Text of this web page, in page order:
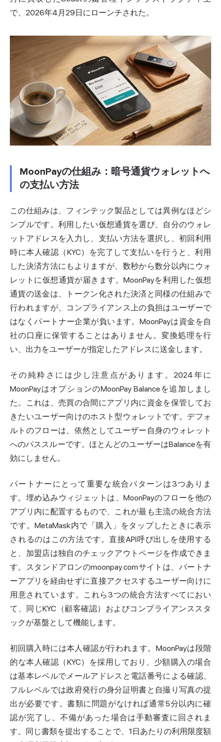
で、2026年4月29日にローンチされた。
MoonPayの仕組み：暗号通貨ウォレットへ
の支払い方法
この仕組みは、フィンテック製品としては異例なほどシ
ンプルです。利用したい仮想通貨を選び、自分のウォレ
ットアドレスを入力し、支払い方法を選択し、初回利用
時に本人確認（KYC）を完了して支払いを行うと、利用
した決済方法にもよりますが、数秒から数分以内にウォ
レットに仮想通貨が届きます。MoonPayを利用した仮想
通貨の送金は、トークン化された決済と同様の仕組みで
行われますが、コンプライアンス上の負担はユーザーで
はなくパートナー企業が負います。MoonPayは資金を自
社の口座に保管することはありません。変換処理を行
い、出力をユーザーが指定したアドレスに送金します。
その純粋さには少し注意点があります。2024年に
MoonPayはオプションのMoonPay Balanceを追加しまし
た。これは、売買の合間にアプリ内に資金を保管してお
きたいユーザー向けのホスト型ウォレットです。デフォ
ルトのフローは、依然としてユーザー自身のウォレット
へのパススルーです。ほとんどのユーザーはBalanceを有
効にしません。
パートナーにとって重要な統合パターンは3つありま
す。埋め込みウィジェットは、MoonPayのフローを他の
アプリ内に配置するもので、これが最も主流の統合方法
です。MetaMask内で「購入」をタップしたときに表示
されるのはこの方法です。直接API呼び出しを使用する
と、 加盟店は独自のチェックアウトページを作成できま
す。スタンドアロンのmoonpay.comサイトは、パートナ
ーアプリを経由せずに直接アクセスするユーザー向けに
用意されています。これら3つの統合方法すべてにおい
て、同じKYC（顧客確認）およびコンプライアンススタ
ックが基盤として機能します。
初回購入時には本人確認が行われます。MoonPayは段階
的な本人確認（KYC）を採用しており、少額購入の場合
は基本レベルでメールアドレスと電話番号による確認、
フルレベルでは政府発行の身分証明書と自撮り写真の提
出が必要です。書類に問題がなければ通常5分以内に確
認が完了し、不備があった場合は手動審査に回されま
す。同じ書類を提出することで、1日あたりの利用限度額